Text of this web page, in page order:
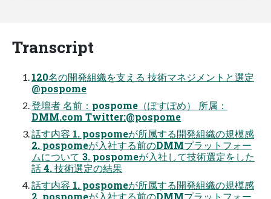
Transcript
120名の開発組織を支える 技術マネジメントと選定
@pospome
登壇者 名前：pospome（ぽすぽめ） 所属：
DMM.com Twitter:@pospome
話す内容 1. pospomeが所属する開発組織の規模感
2. pospomeが入社する前のDMMプラットフォー
ムについて 3. pospomeが入社して技術選定をした
話 4. 技術選定の結果
話す内容 1. pospomeが所属する開発組織の規模感
2. pospomeが入社する前のDMMプラットフォー